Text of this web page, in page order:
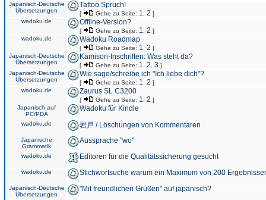
Japanisch-Deutsche
Übersetzungen
Tattoo Spruch!
[ Gehe zu Seite: 1 2 ]
wadoku.de
Offline-Version?
[ Gehe zu Seite: 1 2 ]
wadoku.de
Wadoku Roadmap
[ Gehe zu Seite: 1 2 ]
Japanisch-Deutsche
Übersetzungen
Kamisori-Inschriften: Was steht da?
[ Gehe zu Seite: 1 2 3 ]
Japanisch-Deutsche
Übersetzungen
Wie sage/schreibe ich "Ich liebe dich"?
[ Gehe zu Seite: 1 2 ]
wadoku.de
Zaurus SL C3200
[ Gehe zu Seite: 1 2 ]
Japanisch auf
PC/PDA
Wadoku für Kindle
wadoku.de 岩戸 / Löschungen von Kommentaren
Japanische
Grammatik
Aussprache "wo"
wadoku.de Editoren für die Qualitätssicherung gesucht
wadoku.de Stichwortsuche warum ein Maximum von 200
Japanisch-Deutsche
Übersetzungen
"Mit freundlichen Grüßen" auf japanisch?